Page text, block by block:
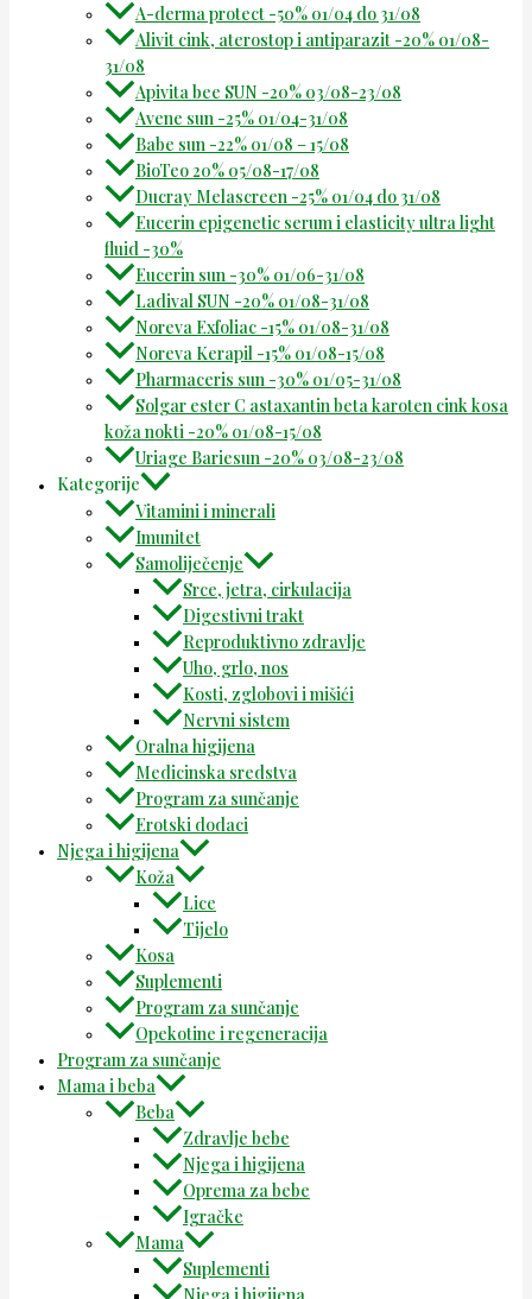
A-derma protect -50% 01/04 do 31/08
Alivit cink, aterostop i antiparazit -20% 01/08-
31/08
Apivita bee SUN -20% 03/08-23/08
Avene sun -25% 01/04-31/08
Babe sun -22% 01/08 – 15/08
BioTeo 20% 05/08-17/08
Ducray Melascreen -25% 01/04 do 31/08
Eucerin epigenetic serum i elasticity ultra light
fluid -30%
Eucerin sun -30% 01/06-31/08
Ladival SUN -20% 01/08-31/08
Noreva Exfoliac -15% 01/08-31/08
Noreva Kerapil -15% 01/08-15/08
Pharmaceris sun -30% 01/05-31/08
Solgar ester C astaxantin beta karoten cink kosa
koža nokti -20% 01/08-15/08
Uriage Bariesun -20% 03/08-23/08
Kategorije
Vitamini i minerali
Imunitet
Samoliječenje
Srce, jetra, cirkulacija
Digestivni trakt
Reproduktivno zdravlje
Uho, grlo, nos
Kosti, zglobovi i mišići
Nervni sistem
Oralna higijena
Medicinska sredstva
Program za sunčanje
Erotski dodaci
Njega i higijena
Koža
Lice
Tijelo
Kosa
Suplementi
Program za sunčanje
Opekotine i regeneracija
Program za sunčanje
Mama i beba
Beba
Zdravlje bebe
Njega i higijena
Oprema za bebe
Igračke
Mama
Suplementi